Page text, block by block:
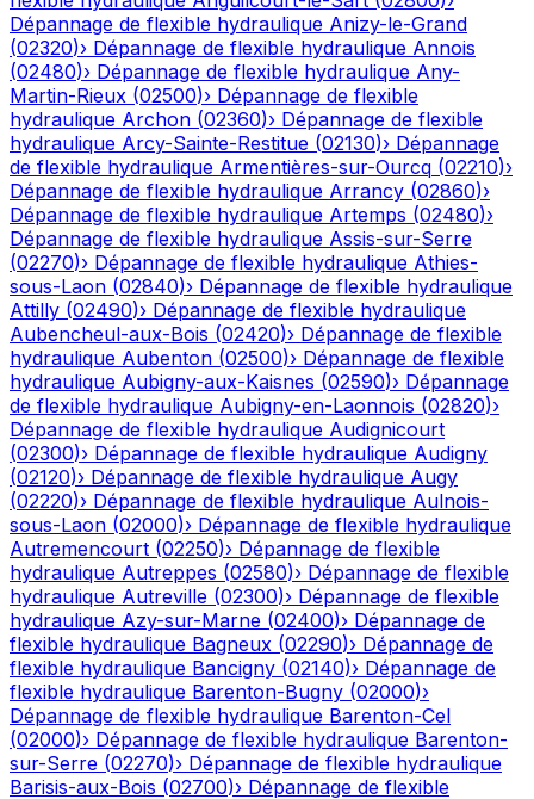
Dépannage de flexible hydraulique Anizy-le-Grand
(02320)› Dépannage de flexible hydraulique Annois
(02480)› Dépannage de flexible hydraulique Any-
Martin-Rieux (02500)› Dépannage de flexible
hydraulique Archon (02360)› Dépannage de flexible
hydraulique Arcy-Sainte-Restitue (02130)› Dépannage
de flexible hydraulique Armentières-sur-Ourcq (02210)›
Dépannage de flexible hydraulique Arrancy (02860)›
Dépannage de flexible hydraulique Artemps (02480)›
Dépannage de flexible hydraulique Assis-sur-Serre
(02270)› Dépannage de flexible hydraulique Athies-
sous-Laon (02840)› Dépannage de flexible hydraulique
Attilly (02490)› Dépannage de flexible hydraulique
Aubencheul-aux-Bois (02420)› Dépannage de flexible
hydraulique Aubenton (02500)› Dépannage de flexible
hydraulique Aubigny-aux-Kaisnes (02590)› Dépannage
de flexible hydraulique Aubigny-en-Laonnois (02820)›
Dépannage de flexible hydraulique Audignicourt
(02300)› Dépannage de flexible hydraulique Audigny
(02120)› Dépannage de flexible hydraulique Augy
(02220)› Dépannage de flexible hydraulique Aulnois-
sous-Laon (02000)› Dépannage de flexible hydraulique
Autremencourt (02250)› Dépannage de flexible
hydraulique Autreppes (02580)› Dépannage de flexible
hydraulique Autreville (02300)› Dépannage de flexible
hydraulique Azy-sur-Marne (02400)› Dépannage de
flexible hydraulique Bagneux (02290)› Dépannage de
flexible hydraulique Bancigny (02140)› Dépannage de
flexible hydraulique Barenton-Bugny (02000)›
Dépannage de flexible hydraulique Barenton-Cel
(02000)› Dépannage de flexible hydraulique Barenton-
sur-Serre (02270)› Dépannage de flexible hydraulique
Barisis-aux-Bois (02700)› Dépannage de flexible